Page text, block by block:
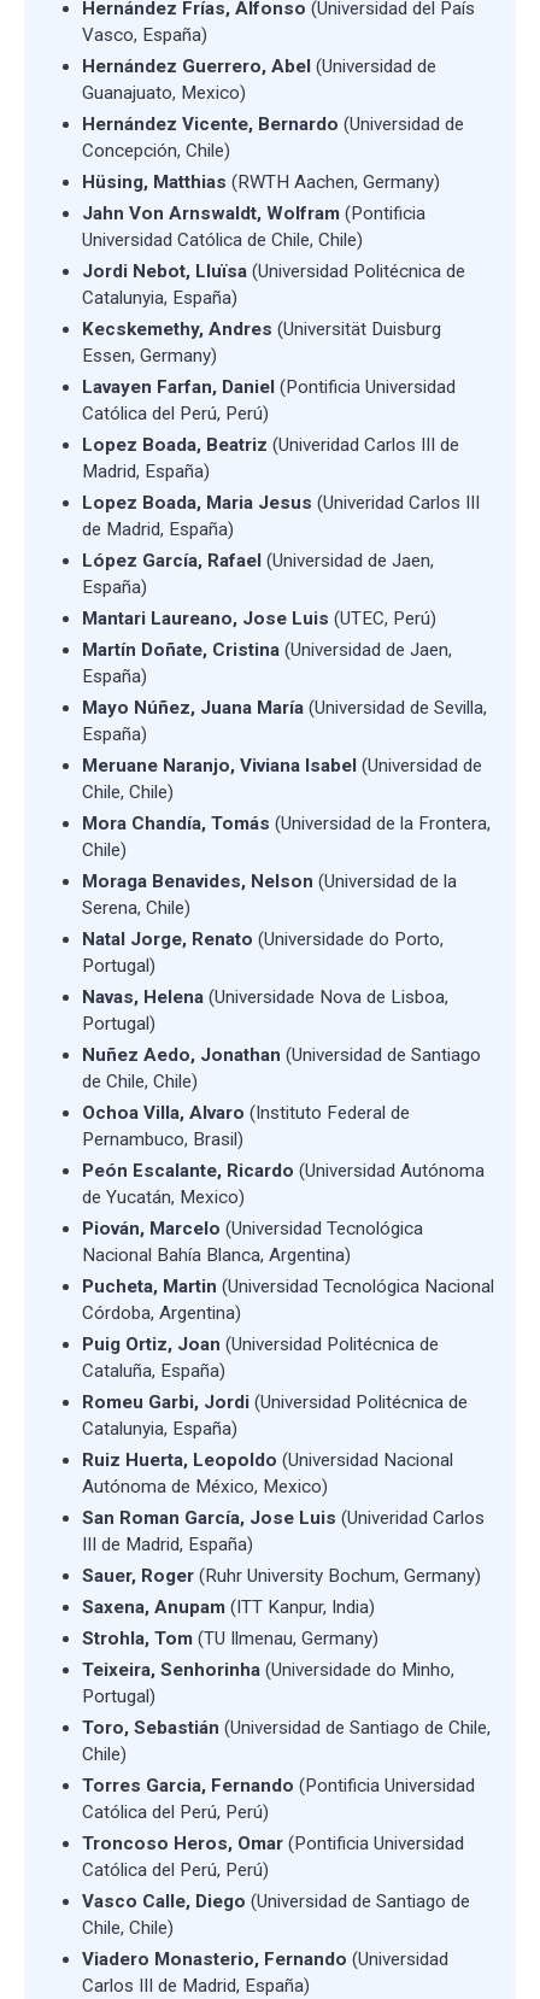
Hernández Frías, Alfonso (Universidad del País
Vasco, España)
Hernández Guerrero, Abel (Universidad de
Guanajuato, Mexico)
Hernández Vicente, Bernardo (Universidad de
Concepción, Chile)
Hüsing, Matthias (RWTH Aachen, Germany)
Jahn Von Arnswaldt, Wolfram (Pontificia
Universidad Católica de Chile, Chile)
Jordi Nebot, Lluïsa (Universidad Politécnica de
Catalunyia, España)
Kecskemethy, Andres (Universität Duisburg
Essen, Germany)
Lavayen Farfan, Daniel (Pontificia Universidad
Católica del Perú, Perú)
Lopez Boada, Beatriz (Univeridad Carlos III de
Madrid, España)
Lopez Boada, Maria Jesus (Univeridad Carlos III
de Madrid, España)
López García, Rafael (Universidad de Jaen,
España)
Mantari Laureano, Jose Luis (UTEC, Perú)
Martín Doñate, Cristina (Universidad de Jaen,
España)
Mayo Núñez, Juana María (Universidad de Sevilla,
España)
Meruane Naranjo, Viviana Isabel (Universidad de
Chile, Chile)
Mora Chandía, Tomás (Universidad de la Frontera,
Chile)
Moraga Benavides, Nelson (Universidad de la
Serena, Chile)
Natal Jorge, Renato (Universidade do Porto,
Portugal)
Navas, Helena (Universidade Nova de Lisboa,
Portugal)
Nuñez Aedo, Jonathan (Universidad de Santiago
de Chile, Chile)
Ochoa Villa, Alvaro (Instituto Federal de
Pernambuco, Brasil)
Peón Escalante, Ricardo (Universidad Autónoma
de Yucatán, Mexico)
Piován, Marcelo (Universidad Tecnológica
Nacional Bahía Blanca, Argentina)
Pucheta, Martin (Universidad Tecnológica Nacional
Córdoba, Argentina)
Puig Ortiz, Joan (Universidad Politécnica de
Cataluña, España)
Romeu Garbi, Jordi (Universidad Politécnica de
Catalunyia, España)
Ruiz Huerta, Leopoldo (Universidad Nacional
Autónoma de México, Mexico)
San Roman García, Jose Luis (Univeridad Carlos
III de Madrid, España)
Sauer, Roger (Ruhr University Bochum, Germany)
Saxena, Anupam (ITT Kanpur, India)
Strohla, Tom (TU Ilmenau, Germany)
Teixeira, Senhorinha (Universidade do Minho,
Portugal)
Toro, Sebastián (Universidad de Santiago de Chile,
Chile)
Torres Garcia, Fernando (Pontificia Universidad
Católica del Perú, Perú)
Troncoso Heros, Omar (Pontificia Universidad
Católica del Perú, Perú)
Vasco Calle, Diego (Universidad de Santiago de
Chile, Chile)
Viadero Monasterio, Fernando (Universidad
Carlos III de Madrid, España)